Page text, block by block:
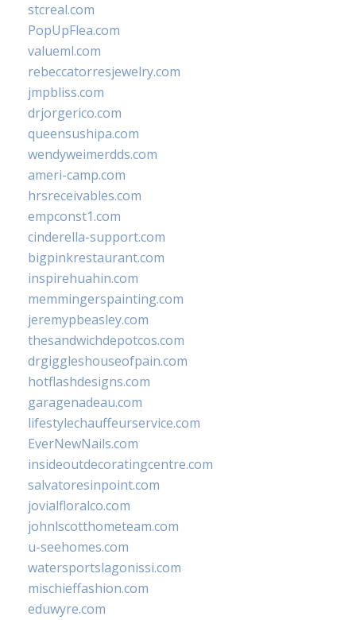
stcreal.com
PopUpFlea.com
valueml.com
rebeccatorresjewelry.com
jmpbliss.com
drjorgerico.com
queensushipa.com
wendyweimerdds.com
ameri-camp.com
hrsreceivables.com
empconst1.com
cinderella-support.com
bigpinkrestaurant.com
inspirehuahin.com
memmingerspainting.com
jeremypbeasley.com
thesandwichdepotcos.com
drgiggleshouseofpain.com
hotflashdesigns.com
garagenadeau.com
lifestylechauffeurservice.com
EverNewNails.com
insideoutdecoratingcentre.com
salvatoresinpoint.com
jovialfloralco.com
johnlscotthometeam.com
u-seehomes.com
watersportslagonissi.com
mischieffashion.com
eduwyre.com